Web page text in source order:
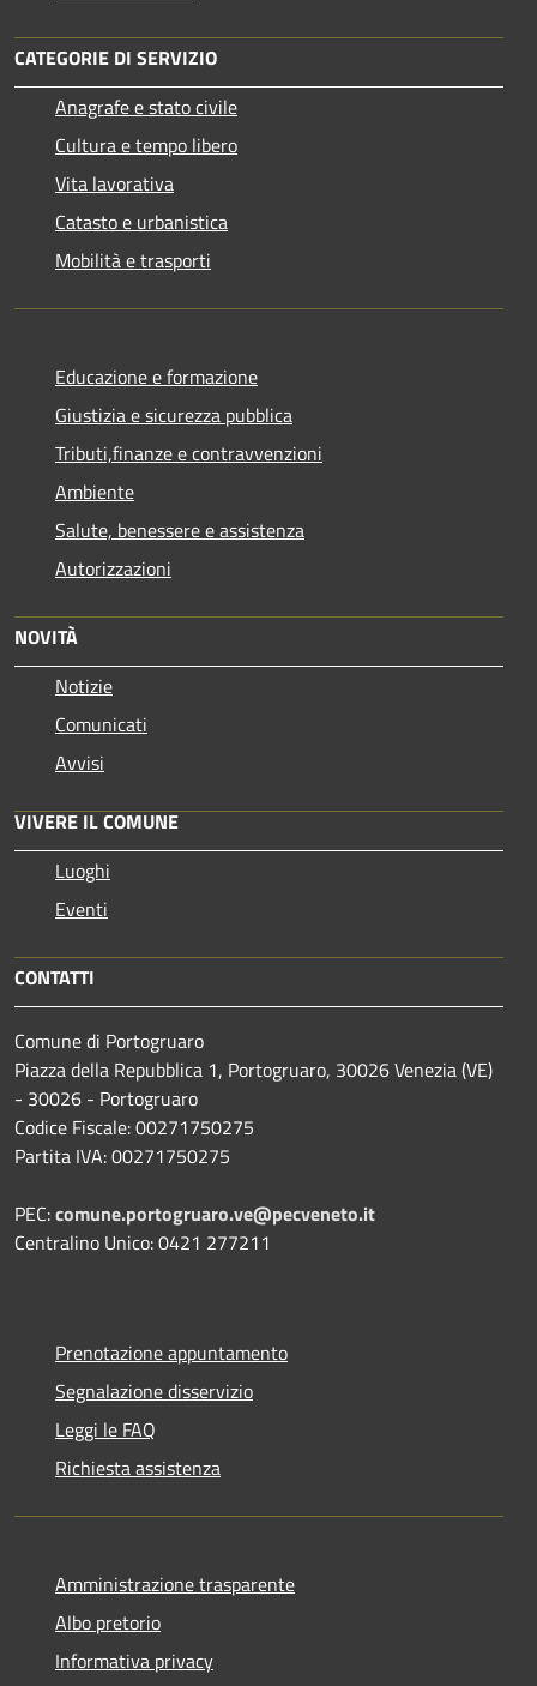
CATEGORIE DI SERVIZIO
Anagrafe e stato civile
Cultura e tempo libero
Vita lavorativa
Catasto e urbanistica
Mobilità e trasporti
Educazione e formazione
Giustizia e sicurezza pubblica
Tributi,finanze e contravvenzioni
Ambiente
Salute, benessere e assistenza
Autorizzazioni
NOVITÀ
Notizie
Comunicati
Avvisi
VIVERE IL COMUNE
Luoghi
Eventi
CONTATTI
Comune di Portogruaro
Piazza della Repubblica 1, Portogruaro, 30026 Venezia (VE)
- 30026 - Portogruaro
Codice Fiscale: 00271750275
Partita IVA: 00271750275
PEC:comune.portogruaro.ve@pecveneto.it
Centralino Unico: 0421 277211
Prenotazione appuntamento
Segnalazione disservizio
Leggi le FAQ
Richiesta assistenza
Amministrazione trasparente
Albo pretorio
Informativa privacy